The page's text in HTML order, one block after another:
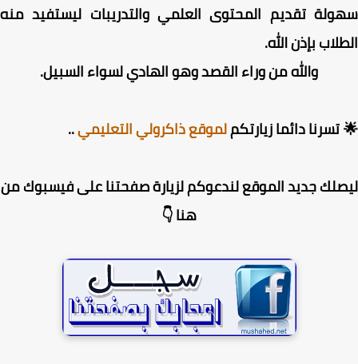
تقديم المحتوى العلمي والتدريبات ليستفيد منه
بإذن الله.
والله من وراء القصد وهو الهادي لسواء السبيل.
تسرنا دائما زيارتكملموقع ذاكرولي التعليمي..
جديد الموقع لندعوكم لزيارة صفحتنا على فيسبوك من
هنا 👇